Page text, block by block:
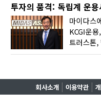
투자의 품격: 독립계 운
마이다스
회사소개 이용약관